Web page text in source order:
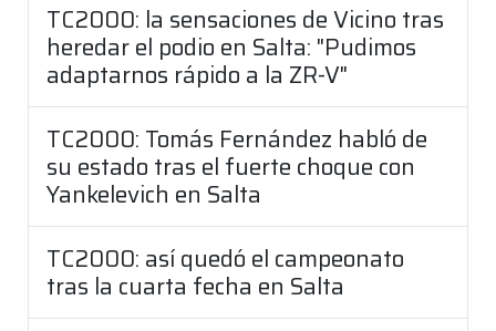
TC2000: la sensaciones de Vicino tras
heredar el podio en Salta: "Pudimos
adaptarnos rápido a la ZR-V"
TC2000: Tomás Fernández habló de
su estado tras el fuerte choque con
Yankelevich en Salta
TC2000: así quedó el campeonato
tras la cuarta fecha en Salta